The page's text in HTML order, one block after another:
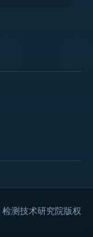
测技术研究院版权